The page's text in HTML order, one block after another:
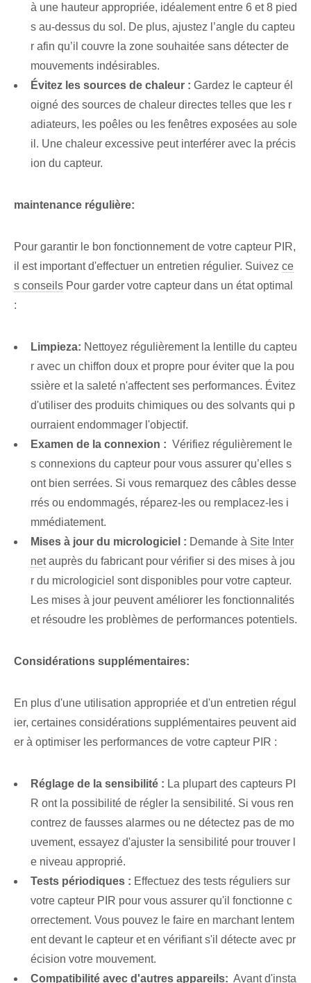
à une hauteur appropriée, idéalement entre 6 et 8 pied
s au-dessus du sol. De plus, ajustez l’angle du capteu
r afin qu’il couvre la zone souhaitée sans détecter de
mouvements indésirables.
Évitez les sources de chaleur : Gardez le capteur él
oigné des sources de chaleur directes telles que les r
adiateurs, les poêles ou les fenêtres exposées au sole
il. Une chaleur excessive peut interférer avec la précis
ion du capteur.
maintenance régulière:
Pour garantir le bon fonctionnement de votre capteur PIR,
il est important d'effectuer un entretien régulier. Suivez ce
s conseils Pour garder votre capteur dans un état optimal
:
Limpieza: Nettoyez régulièrement la lentille du capteu
r avec un chiffon doux et propre pour éviter que la pou
ssière et la saleté n'affectent ses performances. Évitez
d'utiliser des produits chimiques ou des solvants qui p
ourraient endommager l'objectif.
Examen de la connexion : ​ Vérifiez régulièrement le
s connexions du capteur pour vous assurer qu’elles s
ont bien serrées. Si vous remarquez des câbles desse
rrés ou endommagés, réparez-les ou remplacez-les i
mmédiatement.
Mises à jour du micrologiciel : Demande à Site Inter
netauprès du fabricant pour vérifier si des mises à jou
r du micrologiciel sont disponibles pour votre capteur.
Les mises à jour peuvent améliorer les fonctionnalités
et résoudre les problèmes de performances potentiels.
Considérations supplémentaires:
En plus d'une utilisation appropriée et d'un entretien régul
ier, certaines considérations supplémentaires peuvent aid
er à optimiser les performances de votre capteur PIR :
Réglage de la sensibilité : La plupart des capteurs PI
R ont la possibilité de régler la sensibilité. ⁣Si vous ren
contrez de fausses alarmes ou‌ ne détectez pas de mo
uvement, essayez d'ajuster la ⁤sensibilité pour trouver l
e niveau approprié.
Tests périodiques : Effectuez des tests réguliers‌ sur‌
votre capteur ⁢PIR⁢​ pour vous assurer qu'il fonctionne c
orrectement. Vous pouvez le faire en marchant lentem
ent devant le capteur et en vérifiant s'il détecte avec pr
écision votre mouvement.
Compatibilité avec d'autres appareils: ⁣ Avant d'insta